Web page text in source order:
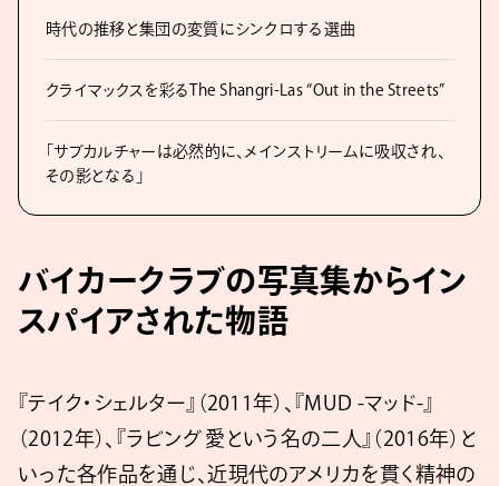
時代の推移と集団の変質にシンクロする選曲
クライマックスを彩るThe Shangri-Las “Out in the Streets”
「サブカルチャーは必然的に、メインストリームに吸収され、
その影となる」
バイカークラブの写真集からイン
スパイアされた物語
『テイク・シェルター』（2011年）、『MUD -マッド-』
（2012年）、『ラビング 愛という名の二人』（2016年）と
いった各作品を通じ、近現代のアメリカを貫く精神の